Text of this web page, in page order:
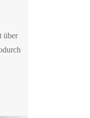
über